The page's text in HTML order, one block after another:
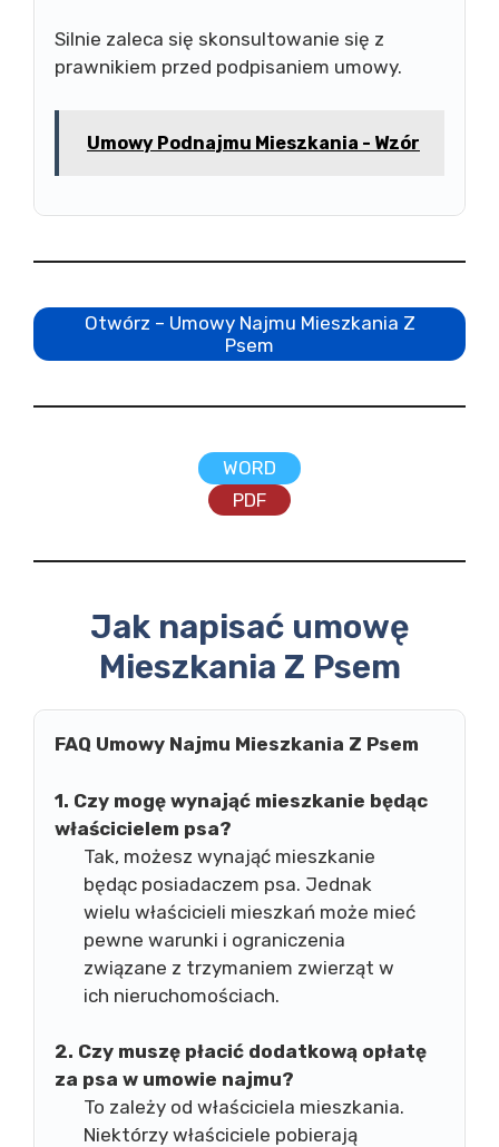
Silnie zaleca się skonsultowanie się z
prawnikiem przed podpisaniem umowy.
Umowy Podnajmu Mieszkania - Wzór
Otwórz – Umowy Najmu Mieszkania Z
Psem
WORD
PDF
Jak napisać umowę
Mieszkania Z Psem
FAQ Umowy Najmu Mieszkania Z Psem
1. Czy mogę wynająć mieszkanie będąc
właścicielem psa?
Tak, możesz wynająć mieszkanie
będąc posiadaczem psa. Jednak
wielu właścicieli mieszkań może mieć
pewne warunki i ograniczenia
związane z trzymaniem zwierząt w
ich nieruchomościach.
2. Czy muszę płacić dodatkową opłatę
za psa w umowie najmu?
To zależy od właściciela mieszkania.
Niektórzy właściciele pobierają